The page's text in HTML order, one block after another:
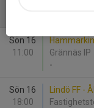
Sön 16
11:00
Grännäs IP
-
Sön 16
18:00
Lindö FF -